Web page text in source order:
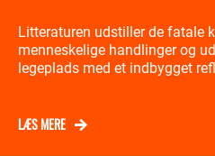
Litteraturen udstiller de fatale
menneskelige handlinger og
legeplads med et indbygget
LÆS MERE